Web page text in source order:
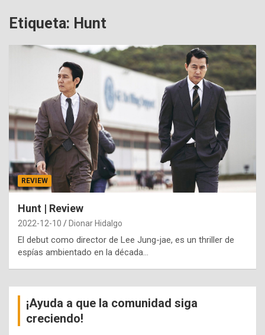
Etiqueta: Hunt
REVIEW
Hunt | Review
2022-12-10 Dionar Hidalgo
El debut como director de Lee Jung-jae, es un thriller de
espías ambientado en la década…
¡Ayuda a que la comunidad siga
creciendo!